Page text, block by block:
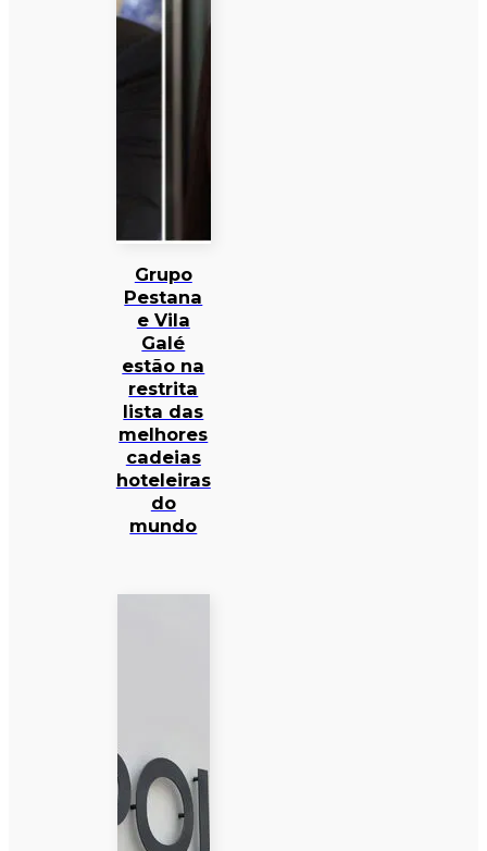
Grupo
Pestana
e Vila
Galé
estão na
restrita
lista das
melhores
cadeias
hoteleiras
do
mundo